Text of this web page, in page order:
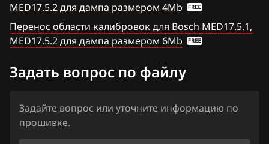
Jeep
Jetour
Kia
King Long
KYC
Tiguan 1.4 TFSI (CAXA, CAVA)
Tiguan 1.4 TFSI (CTHA)
Tiguan 2.0 TFSI (CAWA, CAWB)
Tiguan 2.0 TFSI (CCZA,CCZB,CCZD)
Touareg 3.0 TSI Hybrid 333hp (CGEA)
MED17.5.2 для дампа размером 4Mb
Перенос области калибровок для Bosch MED17.5.1,
MED17.5.2 для дампа размером 6Mb
Задать вопрос по файлу
Задайте вопрос или уточните информацию по
прошивке.